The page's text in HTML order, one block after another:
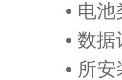
• 电
• 数
• 所